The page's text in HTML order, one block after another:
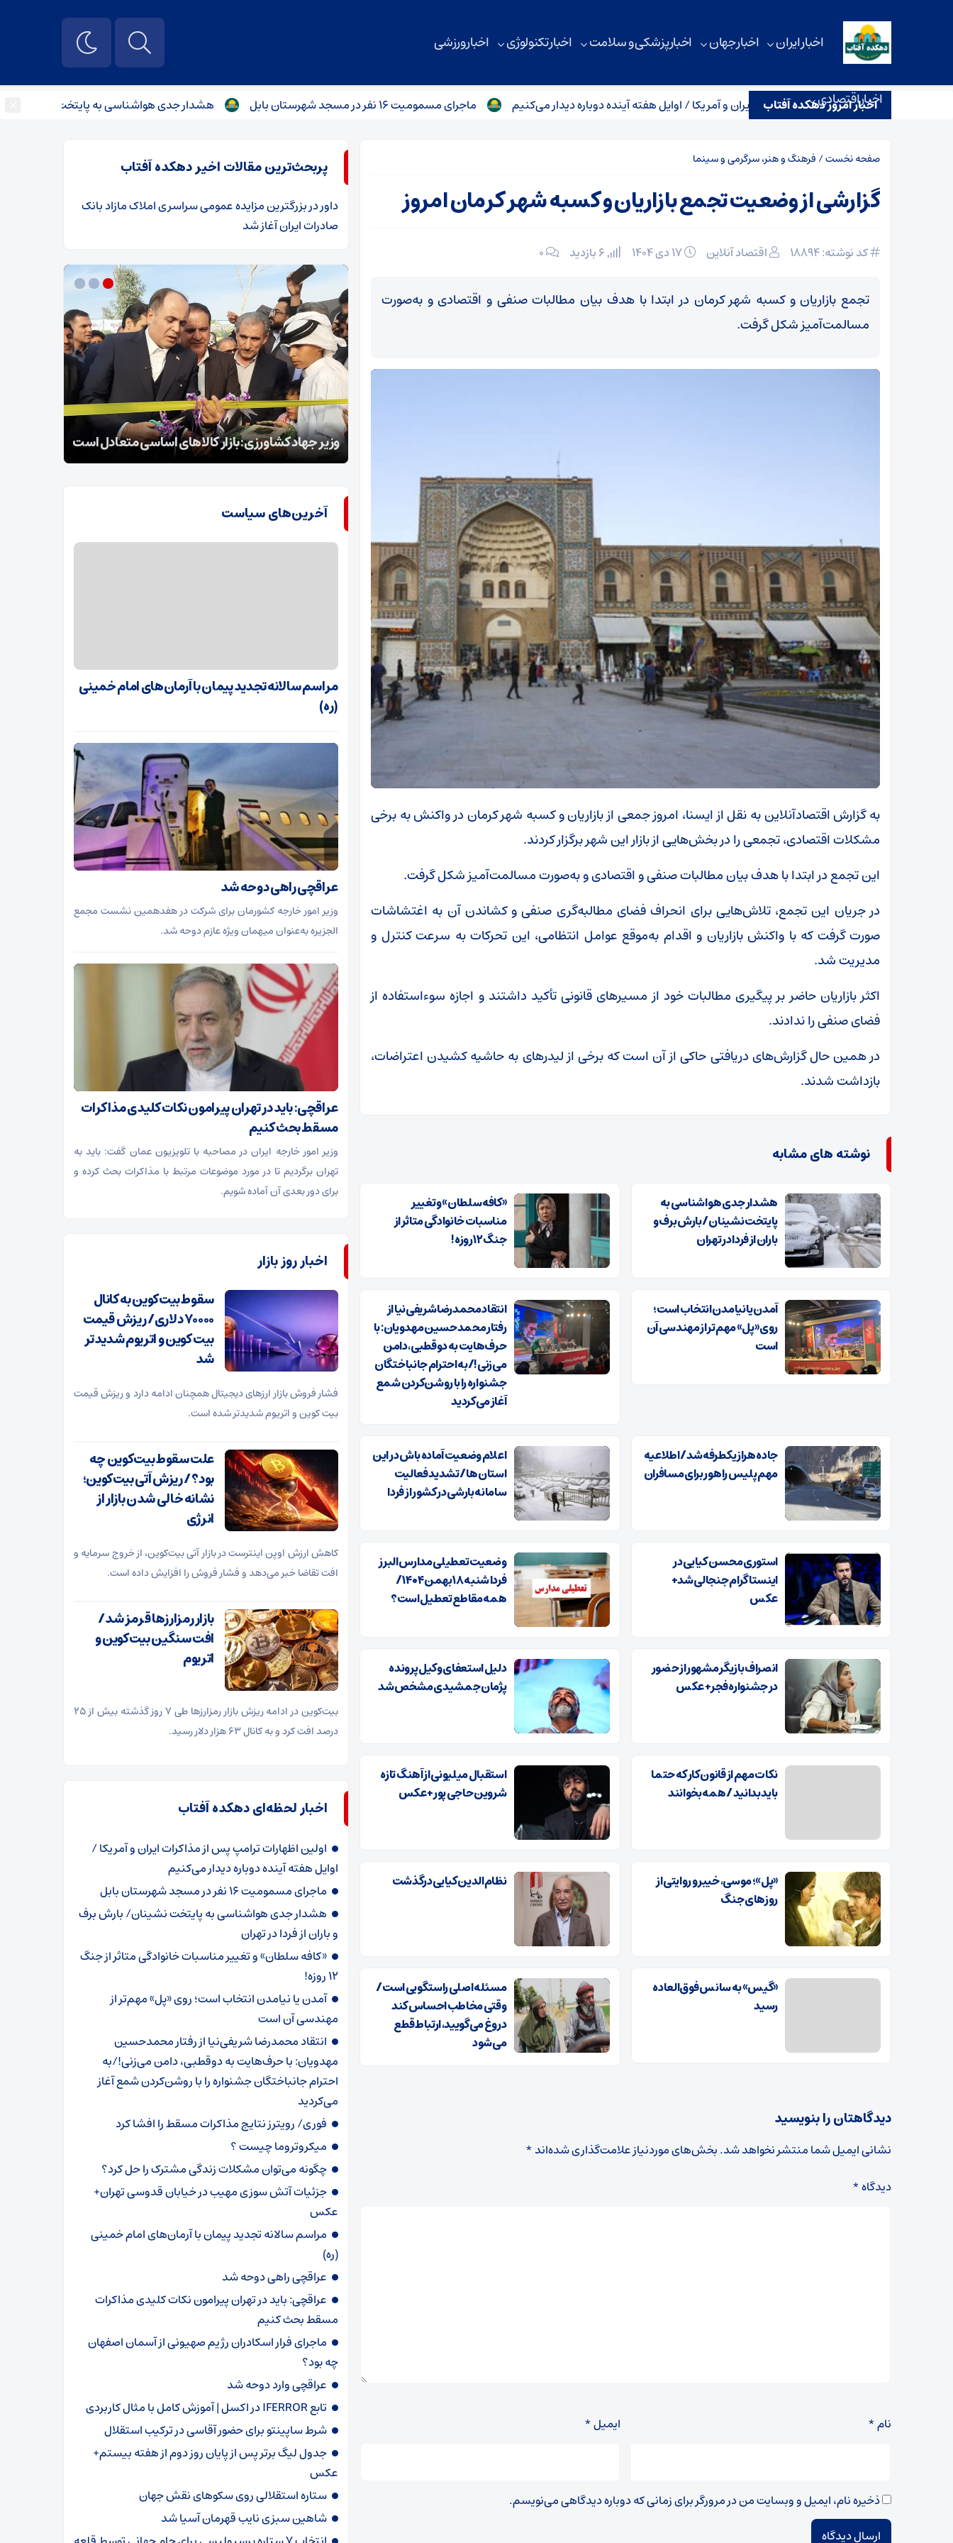
اخبار ایران اخبار جهان اخبار پزشکی و سلامت اخبار تکنولوژی اخبار ورزشی
اخبار اقتصادی
اخبار امروز دهکده آفتاب
اظهارات ترامپ پس از مذاکرات ایران و آمریکا / اوایل هفته آینده دوباره دیدار می‌کنیم ماجرای مسمومیت ۱۶ نفر در مسجد شهرستان بابل هشدار جدی هواشناسی به پایتخت نشینان/ بارش برف و
صفحه نخست/ فرهنگ و هنر، سرگرمی و سینما
گزارشی از وضعیت تجمع بازاریان و کسبه شهر کرمان امروز
کد نوشته: 18894 اقتصاد آنلاین ۰
تجمع بازاریان و کسبه شهر کرمان در ابتدا با هدف بیان مطالبات صنفی و اقتصادی و به‌صورت
مسالمت‌آمیز شکل گرفت.
به گزارش اقتصادآنلاین به نقل از ایسنا، امروز جمعی از بازاریان و کسبه شهر کرمان در واکنش به برخی
مشکلات اقتصادی، تجمعی را در بخش‌هایی از بازار این شهر برگزار کردند.
این تجمع در ابتدا با هدف بیان مطالبات صنفی و اقتصادی و به‌صورت مسالمت‌آمیز شکل گرفت.
در جریان این تجمع، تلاش‌هایی برای انحراف فضای مطالبه‌گری صنفی و کشاندن آن به اغتشاشات
صورت گرفت که با واکنش بازاریان و اقدام به‌موقع عوامل انتظامی، این تحرکات به سرعت کنترل و
مدیریت شد.
اکثر بازاریان حاضر بر پیگیری مطالبات خود از مسیر‌های قانونی تأکید داشتند و اجازه سوءاستفاده از
فضای صنفی را ندادند.
در همین حال گزارش‌های دریافتی حاکی از آن است که برخی از لیدر‌های به حاشیه کشیدن اعتراضات،
بازداشت شدند.
نوشته های مشابه
هشدار جدی هواشناسی به
پایتخت نشینان/ بارش برف و
باران از فردا در تهران
«کافه سلطان» و تغییر
مناسبات خانوادگی متاثر از
جنگ ۱۲ روزه!
آمدن یا نیامدن انتخاب است؛
روی «پل» مهم‌تر از مهندسی آن
است
انتقاد محمدرضا شریفی‌نیا از
رفتار محمدحسین مهدویان: با
حرف‌هایت به دوقطبی، دامن
می‌زنی!/به احترام جانباختگان
جشنواره را با روشن‌کردن شمع
آغاز می‌کردید
جاده هراز یکطرفه شد/ اطلاعیه
مهم پلیس راهور برای مسافران
اعلام وضعیت آماده باش در این
استان ها/ تشدید فعالیت
سامانه بارشی در کشور از فردا
استوری محسن کیایی در
اینستاگرام جنجالی شد+
عکس
وضعیت تعطیلی مدارس البرز
فردا شنبه ۱۸ بهمن ۱۴۰۴ /
همه مقاطع تعطیل است؟
انصراف بازیگر مشهور از حضور
در جشنواره فجر+ عکس
دلیل استعفای وکیل پرونده
پژمان جمشیدی مشخص شد
نکات مهم از قانون کار که حتما
باید بدانید / همه بخوانند
استقبال میلیونی از آهنگ تازه
شروین حاجی پور+ عکس
«پل»؛ موسی، خیبر و روایتی از
روزهای جنگ
نظام‌الدین کیایی درگذشت
«گیس» به سانس فوق‌العاده
رسید
مسئله اصلی راستگویی است/
وقتی مخاطب احساس کند
دروغ می‌گویید، ارتباط قطع
می‌شود
دیدگاهتان را بنویسید
نشانی ایمیل شما منتشر نخواهد شد.بخش‌های موردنیاز علامت‌گذاری شده‌اند*
دیدگاه*
نام* ایمیل*
ذخیره نام، ایمیل و وبسایت من در مرورگر برای زمانی که دوباره دیدگاهی می‌نویسم.
پربحث‌ترین مقالات اخیر دهکده آفتاب
داوردر​بزرگترین مزایده عمومی سراسری املاک مازاد بانک
صادرات ایران آغاز شد
سفر وزیر تعاون،کار و رفاه اجتماعی به شهرستان
گناباد
آخرین‌های سیاست
مراسم سالانه تجدید پیمان با آرمان‌های امام خمینی
(ره)
عراقچی راهی دوحه شد
وزیر امور خارجه کشورمان برای شرکت در هفدهمین نشست مجمع
الجزیره به‌عنوان میهمان ویژه عازم دوحه شد.
عراقچی: باید در تهران پیرامون نکات کلیدی مذاکرات
مسقط بحث کنیم
وزیر امور خارجه ایران در مصاحبه با تلویزیون عمان گفت: باید به
تهران برگردیم تا در مورد موضوعات مرتبط با مذاکرات بحث کرده و
برای دور بعدی آن آماده شویم.
اخبار روز بازار
سقوط بیت‌کوین به کانال
۷۰۰۰۰ دلاری/ ریزش قیمت
بیت کوین و اتریوم شدیدتر
شد
فشار فروش بازار ارز‌های دیجیتال همچنان ادامه دارد و ریزش قیمت
بیت کوین و اتریوم شدیدتر شده است.
علت سقوط بیت‌کوین چه
بود؟ / ریزش آتی بیت‌کوین؛
نشانه خالی شدن بازار از
انرژی
کاهش ارزش اوپن اینترست در بازار آتی بیت‌کوین، از خروج سرمایه و
افت تقاضا خبر می‌دهد و فشار فروش را افزایش داده است.
بازار رمزارز‌ها قرمز شد/
افت سنگین بیت‌کوین و
اتریوم
بیت‌کوین در ادامه ریزش بازار رمزارز‌ها طی ۷ روز گذشته بیش از ۲۵
درصد افت کرد و به کانال ۶۳ هزار دلار رسید.
اخبار لحظه‌ای دهکده آفتاب
اولین اظهارات ترامپ پس از مذاکرات ایران و آمریکا /
اوایل هفته آینده دوباره دیدار می‌کنیم
ماجرای مسمومیت ۱۶ نفر در مسجد شهرستان بابل
هشدار جدی هواشناسی به پایتخت نشینان/ بارش برف
و باران از فردا در تهران
«کافه سلطان» و تغییر مناسبات خانوادگی متاثر از جنگ
۱۲ روزه!
آمدن یا نیامدن انتخاب است؛ روی «پل» مهم‌تر از
مهندسی آن است
انتقاد محمدرضا شریفی‌نیا از رفتار محمدحسین
مهدویان: با حرف‌هایت به دوقطبی، دامن می‌زنی!/به
احترام جانباختگان جشنواره را با روشن‌کردن شمع آغاز
می‌کردید
فوری/ رویترز نتایج مذاکرات مسقط را افشا کرد
میکروتروما چیست ؟
چگونه می‌توان مشکلات زندگی مشترک را حل کرد؟
جزئیات آتش سوزی مهیب در خیابان قدوسی تهران+
عکس
مراسم سالانه تجدید پیمان با آرمان‌های امام خمینی
(ره)
عراقچی راهی دوحه شد
عراقچی: باید در تهران پیرامون نکات کلیدی مذاکرات
مسقط بحث کنیم
ماجرای فرار اسکادران رژیم صهیونی از آسمان اصفهان
چه بود؟
عراقچی وارد دوحه شد
تابع IFERROR در اکسل | آموزش کامل با مثال کاربردی
شرط ساپینتو برای حضور آقاسی در ترکیب استقلال
جدول لیگ برتر پس از پایان روز دوم از هفته بیستم+
عکس
ستاره استقلالی روی سکو‌های نقش جهان
شاهین سبزی نایب قهرمان آسیا شد